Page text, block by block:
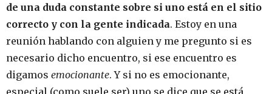
de una duda constante sobre si uno está en el sitio
correcto y con la gente indicada. Estoy en una
reunión hablando con alguien y me pregunto si es
necesario dicho encuentro, si ese encuentro es
digamos emocionante. Y si no es emocionante,
especial (como suele ser) uno se dice que se está